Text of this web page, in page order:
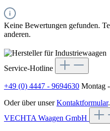
Keine Bewertungen gefunden.
anderen.
Service-Hotline
+49 (0) 4447 - 9694630 Montag
Oder über unserKontaktformular.
VECHTA Waagen GmbH